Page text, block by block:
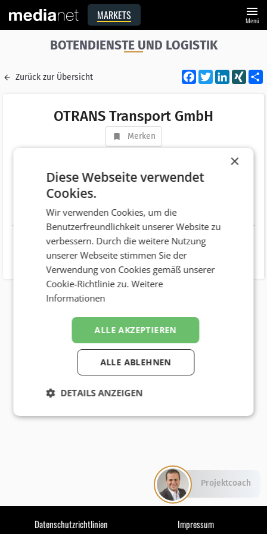
MARKETS menu
Menü
BOTENDIENSTE UND LOGISTIK
Zurück zur Übersicht Facebook
Twitter XING
OTRANS Transport GmbH
Merken
AT 6372 Oberndorf/Tirol
Telefonnummer +43 (5356) 6950
Website http://www.otrans.at
Datenschutzrichtlinien Impressum
×
Diese Webseite verwendet
Cookies.
Wir verwenden Cookies, um die
Benutzerfreundlichkeit unserer Website zu
verbessern. Durch die weitere Nutzung
unserer Webseite stimmen Sie der
Verwendung von Cookies gemäß unserer
Cookie-Richtlinie zu.Weitere
Informationen
ALLE AKZEPTIEREN
ALLE ABLEHNEN
DETAILS ANZEIGEN
Projektcoach